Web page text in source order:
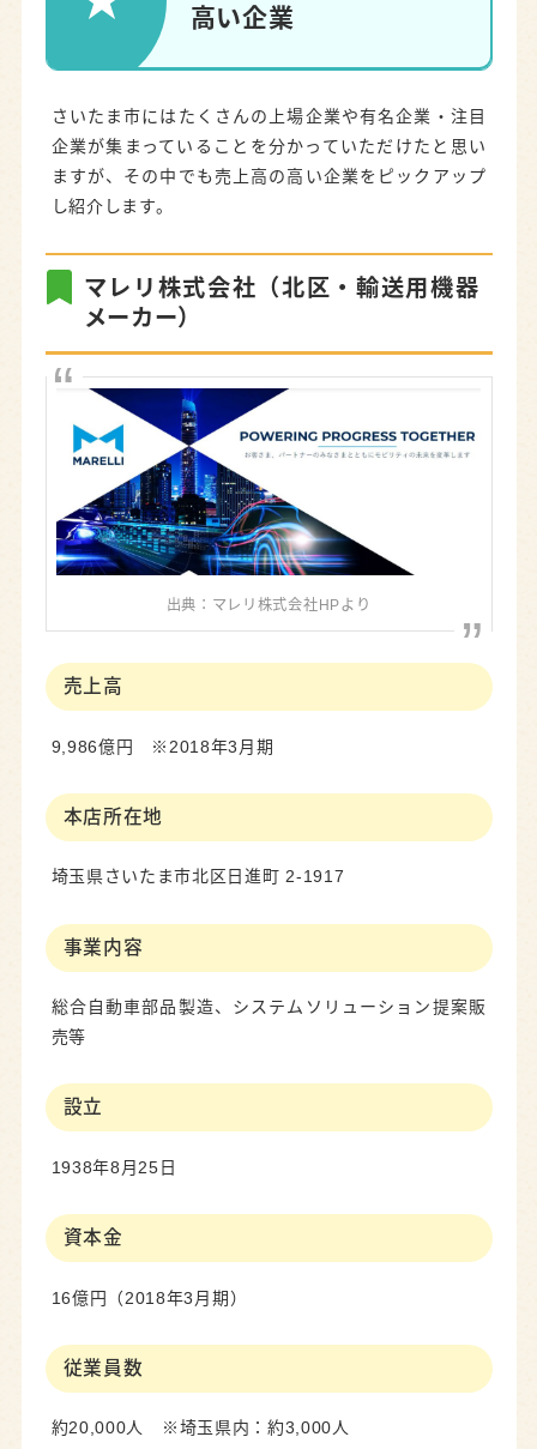
高い企業
さいたま市にはたくさんの上場企業や有名企業・注目
企業が集まっていることを分かっていただけたと思い
ますが、その中でも売上高の高い企業をピックアップ
し紹介します。
マレリ株式会社（北区・輸送用機器
メーカー）
出典：マレリ株式会社HPより
売上高
9,986億円 ※2018年3月期
本店所在地
埼玉県さいたま市北区日進町 2-1917
事業内容
総合自動車部品製造、システムソリューション提案販
売等
設立
1938年8月25日
資本金
16億円（2018年3月期）
従業員数
約20,000人 ※埼玉県内：約3,000人